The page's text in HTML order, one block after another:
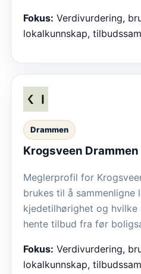
Fokus: Verdivurdering,
lokalkunnskap,
Drammen
Krogsveen Drammen
Meglerprofil for
brukes til å sammenligne
kjedetilhørighet og
hente tilbud fra før
Fokus: Verdivurdering,
lokalkunnskap,